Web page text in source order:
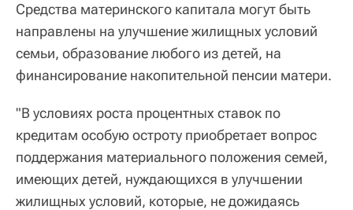
Средства материнского капитала могут быть
направлены на улучшение жилищных условий
семьи, образование любого из детей, на
финансирование накопительной пенсии матери.
"В условиях роста процентных ставок по
кредитам особую остроту приобретает вопрос
поддержания материального положения семей,
имеющих детей, нуждающихся в улучшении
жилищных условий, которые, не дожидаясь